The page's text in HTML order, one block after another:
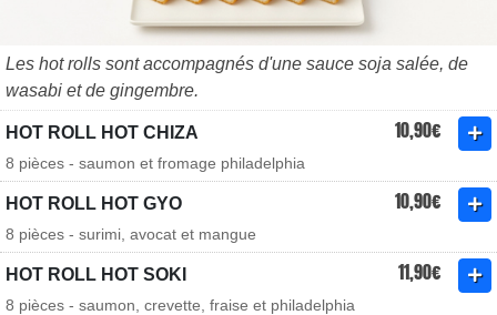
Les hot rolls sont accompagnés d'une sauce soja salée, de
wasabi et de gingembre.
HOT ROLL HOT CHIZA 10,90€
8 pièces - saumon et fromage philadelphia
HOT ROLL HOT GYO 10,90€
8 pièces - surimi, avocat et mangue
HOT ROLL HOT SOKI 11,90€
8 pièces - saumon, crevette, fraise et philadelphia